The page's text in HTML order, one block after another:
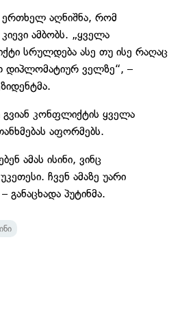
ერთხელ აღნიშნა, რომ
ამბობს. „ყველა
სრულდება ასე თუ ისე რაღაც
დიპლომატიურ ველზე“, –
კონფლიქტის ყველა
აფორმებს.
ამას ისინი, ვინც
ჩვენ ამაზე უარი
განაცხადა პუტინმა.